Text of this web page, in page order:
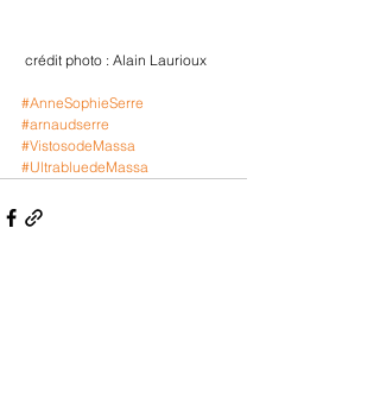
crédit photo : Alain Laurioux
#AnneSophieSerre
#arnaudserre
#VistosodeMassa
#UltrabluedeMassa